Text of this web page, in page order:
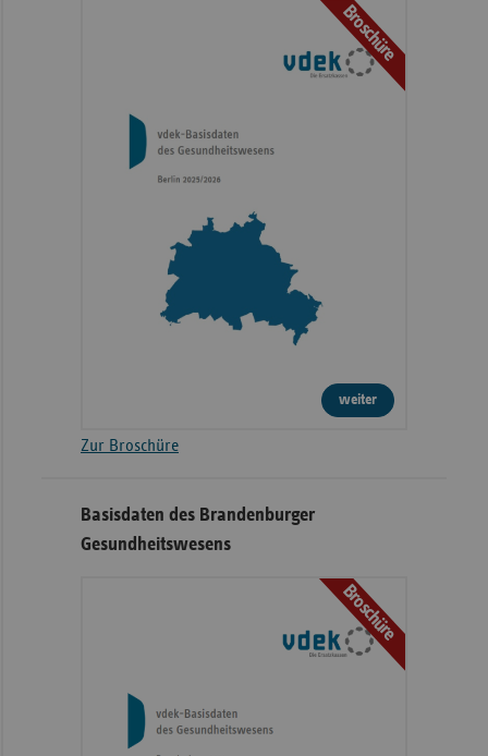
Broschüre
weiter
Zur Broschüre
Basisdaten des Brandenburger
Gesundheitswesens
Broschüre